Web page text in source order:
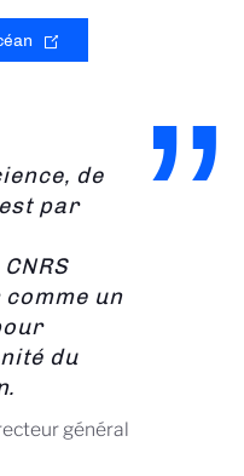
de
par
un
du
général